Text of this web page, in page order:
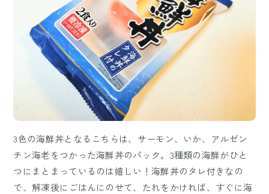
3色の海鮮丼となるこちらは、サーモン、いか、アルゼン
チン海老をつかった海鮮丼のパック。3種類の海鮮がひと
つにまとまっているのは嬉しい！海鮮丼のタレ付きなの
で、解凍後にごはんにのせて、たれをかければ、すぐに海